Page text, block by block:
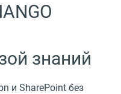
знаний
и SharePoint без